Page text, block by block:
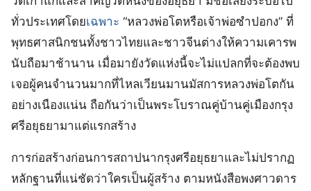
ทั่วประเทศโดยเฉพาะ “หลวงพ่อโตหรือเจ้าพ่อซำปอกง” ที่
พุทธศาสนิกชนทั้งชาวไทยและชาวจีนต่างให้ความเคารพ
นับถือมาช้านาน เมื่อมายังวัดแห่งนี้จะไม่แปลกที่จะต้องพบ
เจอผู้คนจำนวนมากที่ไหลเวียนมานมัสการหลวงพ่อโตกัน
อย่างเนืองแน่น ถือกันว่าเป็นพระโบราณคู่บ้านคู่เมืองกรุง
ศรีอยุธยามาแต่แรกสร้าง
การก่อสร้างก่อนการสถาปนากรุงศรีอยุธยาและไม่ปรากฏ
หลักฐานที่แน่ชัดว่าใครเป็นผู้สร้าง ตามหนังสือพงศาวดาร